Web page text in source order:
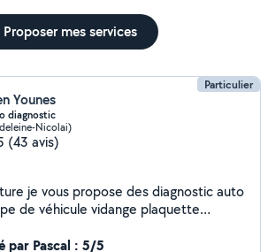
Proposer mes services
Particulier
Younes
diagnostic
Nicolai)
(43 avis)
je vous propose des diagnostic auto
de véhicule vidange plaquette
par Pascal : 5/5